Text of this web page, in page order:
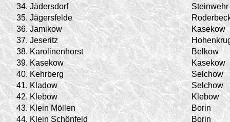
34. Jädersdorf
Steinwehr
35. Jägersfelde
36. Jamikow
Kasekow
37. Jeseritz
38. Karolinenhorst
Belkow
39. Kasekow
Kasekow
40. Kehrberg
Selchow
41. Kladow
Selchow
42. Klebow
Klebow
43. Klein Möllen
Borin
44. Klein Schönfeld
Borin